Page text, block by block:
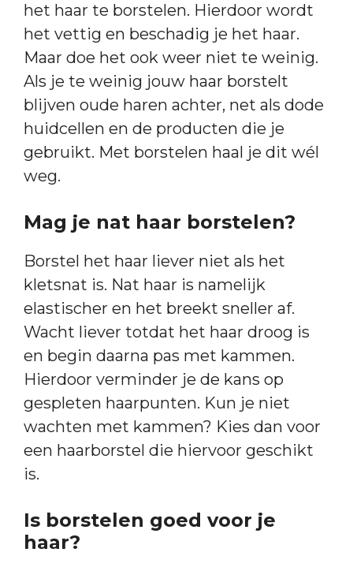
het haar te borstelen. Hierdoor wordt
het vettig en beschadig je het haar.
Maar doe het ook weer niet te weinig.
Als je te weinig jouw haar borstelt
blijven oude haren achter, net als dode
huidcellen en de producten die je
gebruikt. Met borstelen haal je dit wél
weg.
Mag je nat haar borstelen?
Borstel het haar liever niet als het
kletsnat is. Nat haar is namelijk
elastischer en het breekt sneller af.
Wacht liever totdat het haar droog is
en begin daarna pas met kammen.
Hierdoor verminder je de kans op
gespleten haarpunten. Kun je niet
wachten met kammen? Kies dan voor
een haarborstel die hiervoor geschikt
is.
Is borstelen goed voor je
haar?